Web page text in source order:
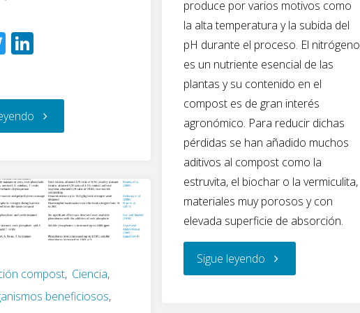
o
k
n
produce por varios motivos como
la alta temperatura y la subida del
pH durante el proceso. El nitrógeno
es un nutriente esencial de las
plantas y su contenido en el
compost es de gran interés
agronómico. Para reducir dichas
pérdidas se han añadido muchos
aditivos al compost como la
estruvita, el biochar o la vermiculita,
materiales muy porosos y con
elevada superficie de absorción.
Sigue leyendo "La
T
er
Li
e
dI
"Sexta
del
proyecto
II:
compost, Ciencia,
beneficiosos,